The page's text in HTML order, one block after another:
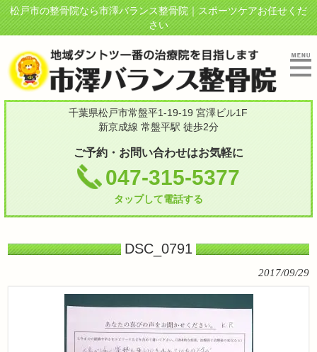
松戸市の整骨院なら市澤バランス整骨院｜スポーツケアお任せくだ
さい
千葉県松戸市常盤平1-19-19 宮澤ビル1F
新京成線 常盤平駅 徒歩2分
ご予約・お問い合わせはお気軽に
047-315-5377
タップして電話する
DSC_0791
2017/09/29